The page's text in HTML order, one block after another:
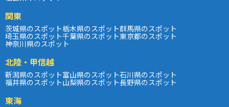
関東
茨城県のスポット栃木県のスポット群馬県のスポット
埼玉県のスポット千葉県のスポット東京都のスポット
神奈川県のスポット
北陸・甲信越
新潟県のスポット富山県のスポット石川県のスポット
福井県のスポット山梨県のスポット長野県のスポット
東海